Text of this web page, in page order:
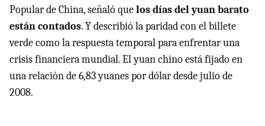
Popular de China, señaló quelos días del yuan barato
están contados. Y describió la paridad con el billete
verde como la respuesta temporal para enfrentar una
crisis financiera mundial. El yuan chino está fijado en
una relación de 6,83 yuanes por dólar desde julio de
2008.